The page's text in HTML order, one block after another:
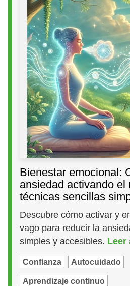
Bienestar emocional:
ansiedad activando el
técnicas sencillas
Descubre cómo activar y
vago para reducir la
simples y accesibles. Leer
Confianza Autocuidado
Aprendizaje continuo